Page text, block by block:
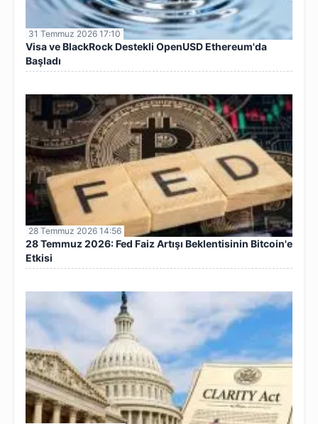
31 Temmuz 2026 17:10
Visa ve BlackRock Destekli OpenUSD Ethereum'da
Başladı
28 Temmuz 2026 14:56
28 Temmuz 2026: Fed Faiz Artışı Beklentisinin Bitcoin'e
Etkisi